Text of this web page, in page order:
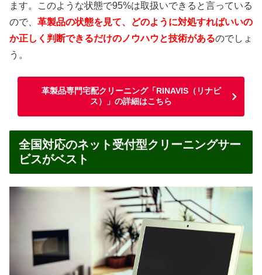
ます。このような状態で95%は取扱いできると言っている
ので、 革製品の状態を見て、どのように対処すればいいの
か正しく判断できるだけのノウハウと技術があるのでしょ
う。
革製品専門宅配クリーニング「RINAVIS（リナビ
ス）」の詳細はこちら
全国対応のネット受付型クリーニングサー
ビスがベスト